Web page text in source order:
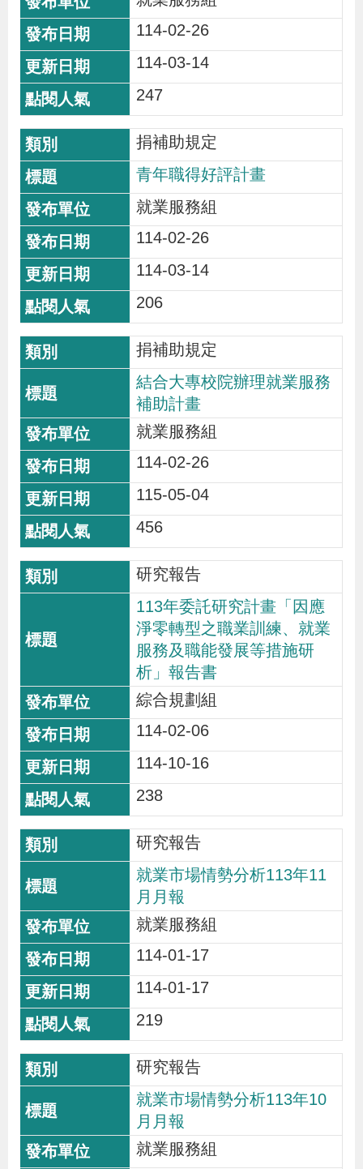
告
檢
舉
貪
瀆
交
通
位
置
圖
114-02-26
114-03-14
247
捐補助規定
青年職得好評計畫
就業服務組
114-02-26
114-03-14
206
捐補助規定
結合大專校院辦理就業服務
補助計畫
就業服務組
114-02-26
115-05-04
456
研究報告
113年委託研究計畫「因應
淨零轉型之職業訓練、就業
服務及職能發展等措施研
析」報告書
綜合規劃組
114-02-06
114-10-16
238
研究報告
就業市場情勢分析113年11
月月報
就業服務組
114-01-17
114-01-17
219
研究報告
就業市場情勢分析113年10
月月報
就業服務組